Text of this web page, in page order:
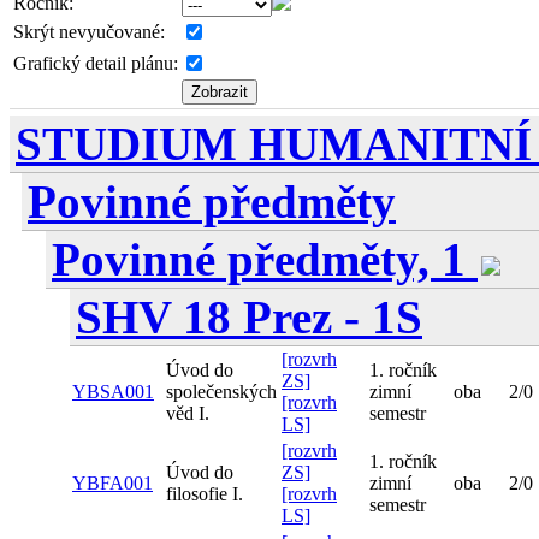
Skrýt nevyučované:
Grafický detail plánu:
STUDIUM HUMANITNÍ
Povinné předměty
Povinné předměty, 1
SHV 18 Prez - 1S
YBSA001
Úvod do
společenských
věd I.
[rozvrh
ZS]
[rozvrh
LS]
1. ročník
zimní
semestr
oba 2/0
YBFA001
Úvod do
filosofie I.
[rozvrh
ZS]
[rozvrh
LS]
1. ročník
zimní
semestr
oba 2/0